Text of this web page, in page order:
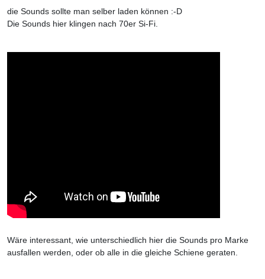
die Sounds sollte man selber laden können :-D
Die Sounds hier klingen nach 70er Si-Fi.
Wäre interessant, wie unterschiedlich hier die Sounds pro Marke
ausfallen werden, oder ob alle in die gleiche Schiene geraten.